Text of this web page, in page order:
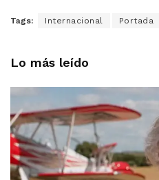
Tags: Internacional Portada
Lo más leído